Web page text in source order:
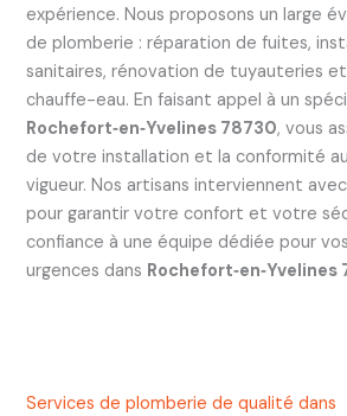
expérience. Nous proposons un large
de plomberie : réparation de fuites,
sanitaires, rénovation de tuyauteries
chauffe-eau. En faisant appel à un
Rochefort‑en‑Yvelines 78730, vous
de votre installation et la conformité
vigueur. Nos artisans interviennent
pour garantir votre confort et votre
confiance à une équipe dédiée pour
urgences dans Rochefort‑en‑Yvelines
Services de plomberie de qualité dans